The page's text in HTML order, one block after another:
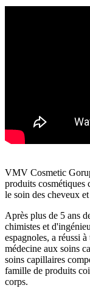
VMV Cosmetic
produits cosmétiques
le soin des cheveux
Après plus de 5 ans
chimistes et
espagnoles, a réussi
médecine aux soins
soins capillaires
famille de produits
corps.